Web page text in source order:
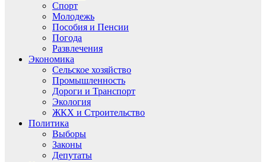
Спорт
Молодежь
Пособия и Пенсии
Погода
Развлечения
Экономика
Сельское хозяйство
Промышленность
Дороги и Транспорт
Экология
ЖКХ и Строительство
Политика
Выборы
Законы
Депутаты